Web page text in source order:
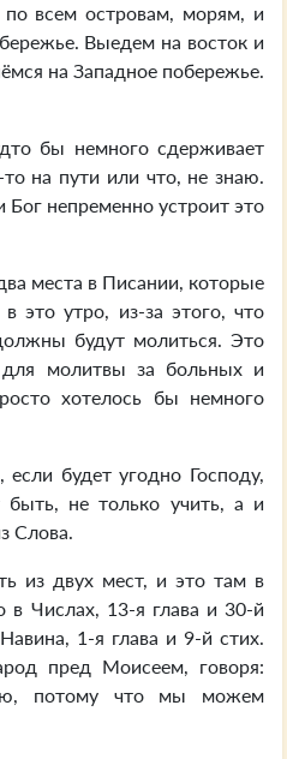
всем островам, морям, и
Выедем на восток и
на Западное побережье.
бы немного сдерживает
на пути или что, не знаю.
непременно устроит это
места в Писании, которые
это утро, из-за этого, что
будут молиться. Это
для молитвы за больных и
хотелось бы немного
будет угодно Господу,
не только учить, а и
Слова.
из двух мест, и это там в
в Числах, 13-я глава и 30-й
1-я глава и 9-й стих.
пред Моисеем, говоря:
потому что мы можем